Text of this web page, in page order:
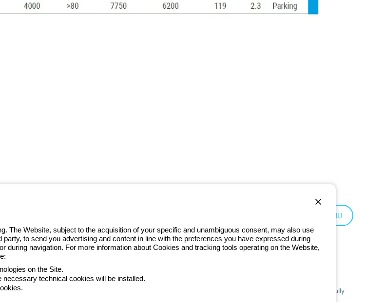
where
HU
AccessibilityCredits
of Gewiss S.p.A. - P.IVA (IT) 00666341201 - Registered in the Register of Companies of Bologna. Fully
The Website, subject to the acquisition of your specific and unambiguous consent, may also use
to send you advertising and content in line with the preferences you have expressed during
navigation. For more information about Cookies and tracking tools operating on the Website,
on the Site.
necessary technical cookies will be installed.